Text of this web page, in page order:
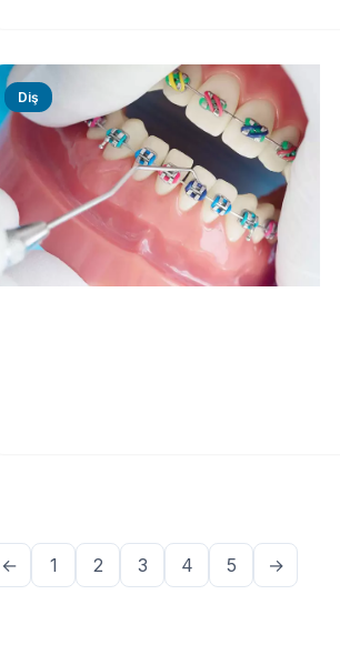
Diş
← 1 2 3 4 5 →